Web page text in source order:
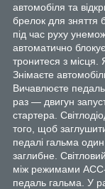
автомобіля та
брелок для зняття
під час руху
автоматично блокує
тронитеся з місця.
Знімаєте
Вичавлюєте педаль
раз — двигун
стартера.
того, щоб
педалі гальма
заглибне.
між режимами
педаль гальма. У